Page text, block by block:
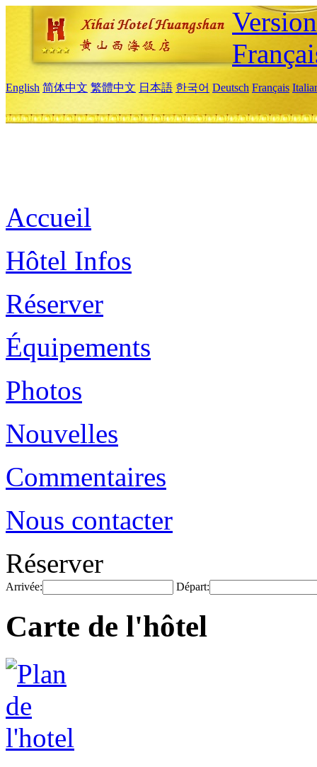
English 简体中文 繁體中文 日本語 한국어 Deutsch Français
Accueil
Hôtel Infos
Réserver
Équipements
Photos
Nouvelles
Commentaires
Nous contacter
Réserver
Arrivée: Départ:
Carte de l'hôtel